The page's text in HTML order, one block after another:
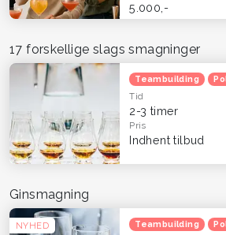
5.000,-
17 forskellige slags smagninger
Teambuilding
Tid
2-3 timer
Pris
Indhent tilbud
NYHED
Ginsmagning
Teambuilding